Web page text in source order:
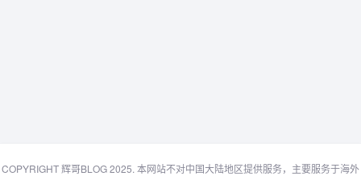
COPYRIGHT 辉哥BLOG 2025. 本网站不对中国大陆地区提供服务，主要服务于海外